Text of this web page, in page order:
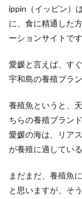
ippin（イッピン）
に、食に精通した
ーションサイトです
愛媛と言えば、す
宇和島の養殖ブラ
養殖魚というと、
ちらの養殖ブラン
愛媛の海は、リア
が養殖に適してい
まだまだ、養殖魚
と思いますが、そ